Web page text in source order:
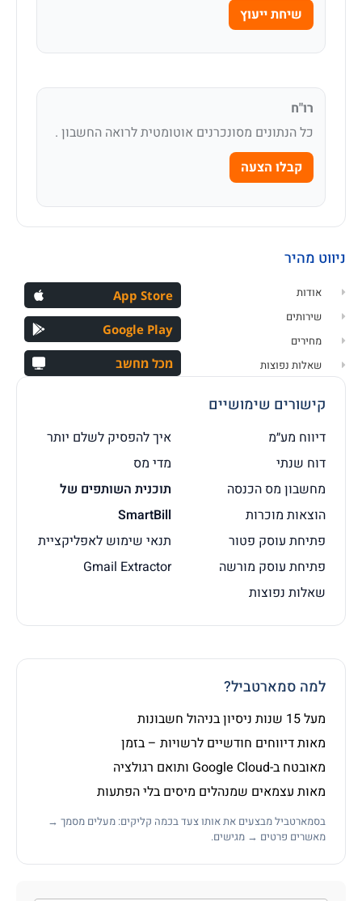
שיחת ייעוץ
רו"ח
כל הנתונים מסונכרנים אוטומטית לרואה החשבון .
קבלו הצעה
ניווט מהיר
אודות
שירותים
מחירים
שאלות נפוצות
App Store
Google Play
מכל מחשב
קישורים שימושיים
דיווח מע״מ
דוח שנתי
מחשבון מס הכנסה
הוצאות מוכרות
פתיחת עוסק פטור
פתיחת עוסק מורשה
שאלות נפוצות
איך להפסיק לשלם יותר
מדי מס
תוכנית השותפים של
SmartBill
תנאי שימוש לאפליקציית
Gmail Extractor
למה סמארטביל?
מעל 15 שנות ניסיון בניהול חשבונות
מאות דיווחים חודשיים לרשויות – בזמן
מאובטח ב-Google Cloud ותואם רגולציה
מאות עצמאים שמנהלים מיסים בלי הפתעות
בסמארטביל מבצעים את אותו צעד בכמה קליקים: מעלים מסמך →
מאשרים פרטים → מגישים.